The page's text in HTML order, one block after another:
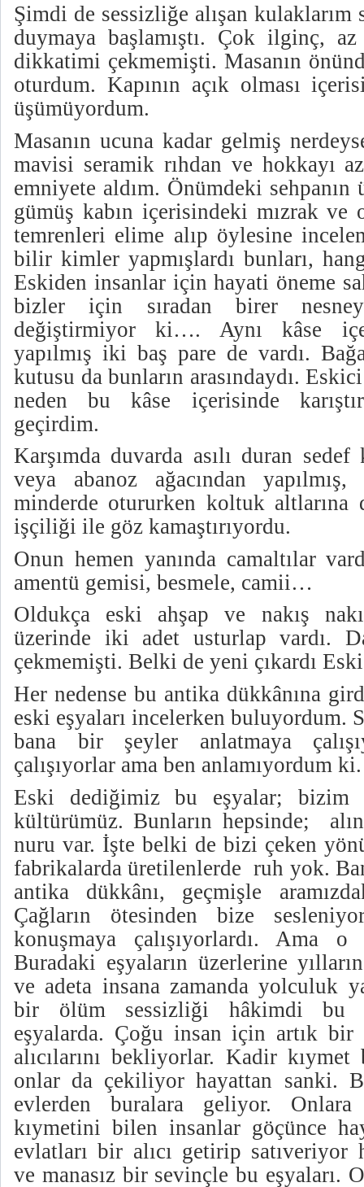
Şimdi de sessizliğe alışan kulaklarım
duymaya başlamıştı. Çok ilginç,
dikkatimi çekmemişti. Masanın
oturdum. Kapının açık olması
üşümüyordum.
Masanın ucuna kadar gelmiş
mavisi seramik rıhdan ve hokkayı
emniyete aldım. Önümdeki sehpanın
gümüş kabın içerisindeki mızrak ve
temrenleri elime alıp öylesine
bilir kimler yapmışlardı bunları,
Eskiden insanlar için hayati öneme
bizler için sıradan birer
değiştirmiyor ki…. Aynı kâse
yapılmış iki baş pare de vardı.
kutusu da bunların arasındaydı.
neden bu kâse içerisinde
geçirdim.
Karşımda duvarda asılı duran sedef
veya abanoz ağacından yapılmış,
minderde otururken koltuk altlarına
işçiliği ile göz kamaştırıyordu.
Onun hemen yanında camaltılar
amentü gemisi, besmele, camii…
Oldukça eski ahşap ve nakış
üzerinde iki adet usturlap vardı.
çekmemişti. Belki de yeni çıkardı
Her nedense bu antika dükkânına
eski eşyaları incelerken buluyordum.
bana bir şeyler anlatmaya
çalışıyorlar ama ben anlamıyordum ki.
Eski dediğimiz bu eşyalar; bizim
kültürümüz. Bunların hepsinde;
nuru var. İşte belki de bizi çeken
fabrikalarda üretilenlerde ruh yok.
antika dükkânı, geçmişle
Çağların ötesinden bize
konuşmaya çalışıyorlardı.
Buradaki eşyaların üzerlerine
ve adeta insana zamanda yolculuk
bir ölüm sessizliği hâkimdi bu
eşyalarda. Çoğu insan için artık bir
alıcılarını bekliyorlar. Kadir
onlar da çekiliyor hayattan sanki.
evlerden buralara geliyor.
kıymetini bilen insanlar göçünce
evlatları bir alıcı getirip satıveriyor
ve manasız bir sevinçle bu eşyaları.